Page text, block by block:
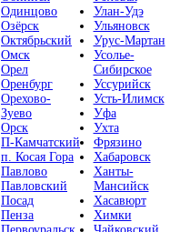
Одинцово
Озёрск
Октябрьский
Омск
Орел
Оренбург
Орехово-
Зуево
Орск
П-Камчатский
п. Косая Гора
Павлово
Павловский
Посад
Пенза
Улан-Удэ
Ульяновск
Урус-Мартан
Усолье-
Сибирское
Уссурийск
Усть-Илимск
Уфа
Ухта
Фрязино
Хабаровск
Ханты-
Мансийск
Хасавюрт
Химки